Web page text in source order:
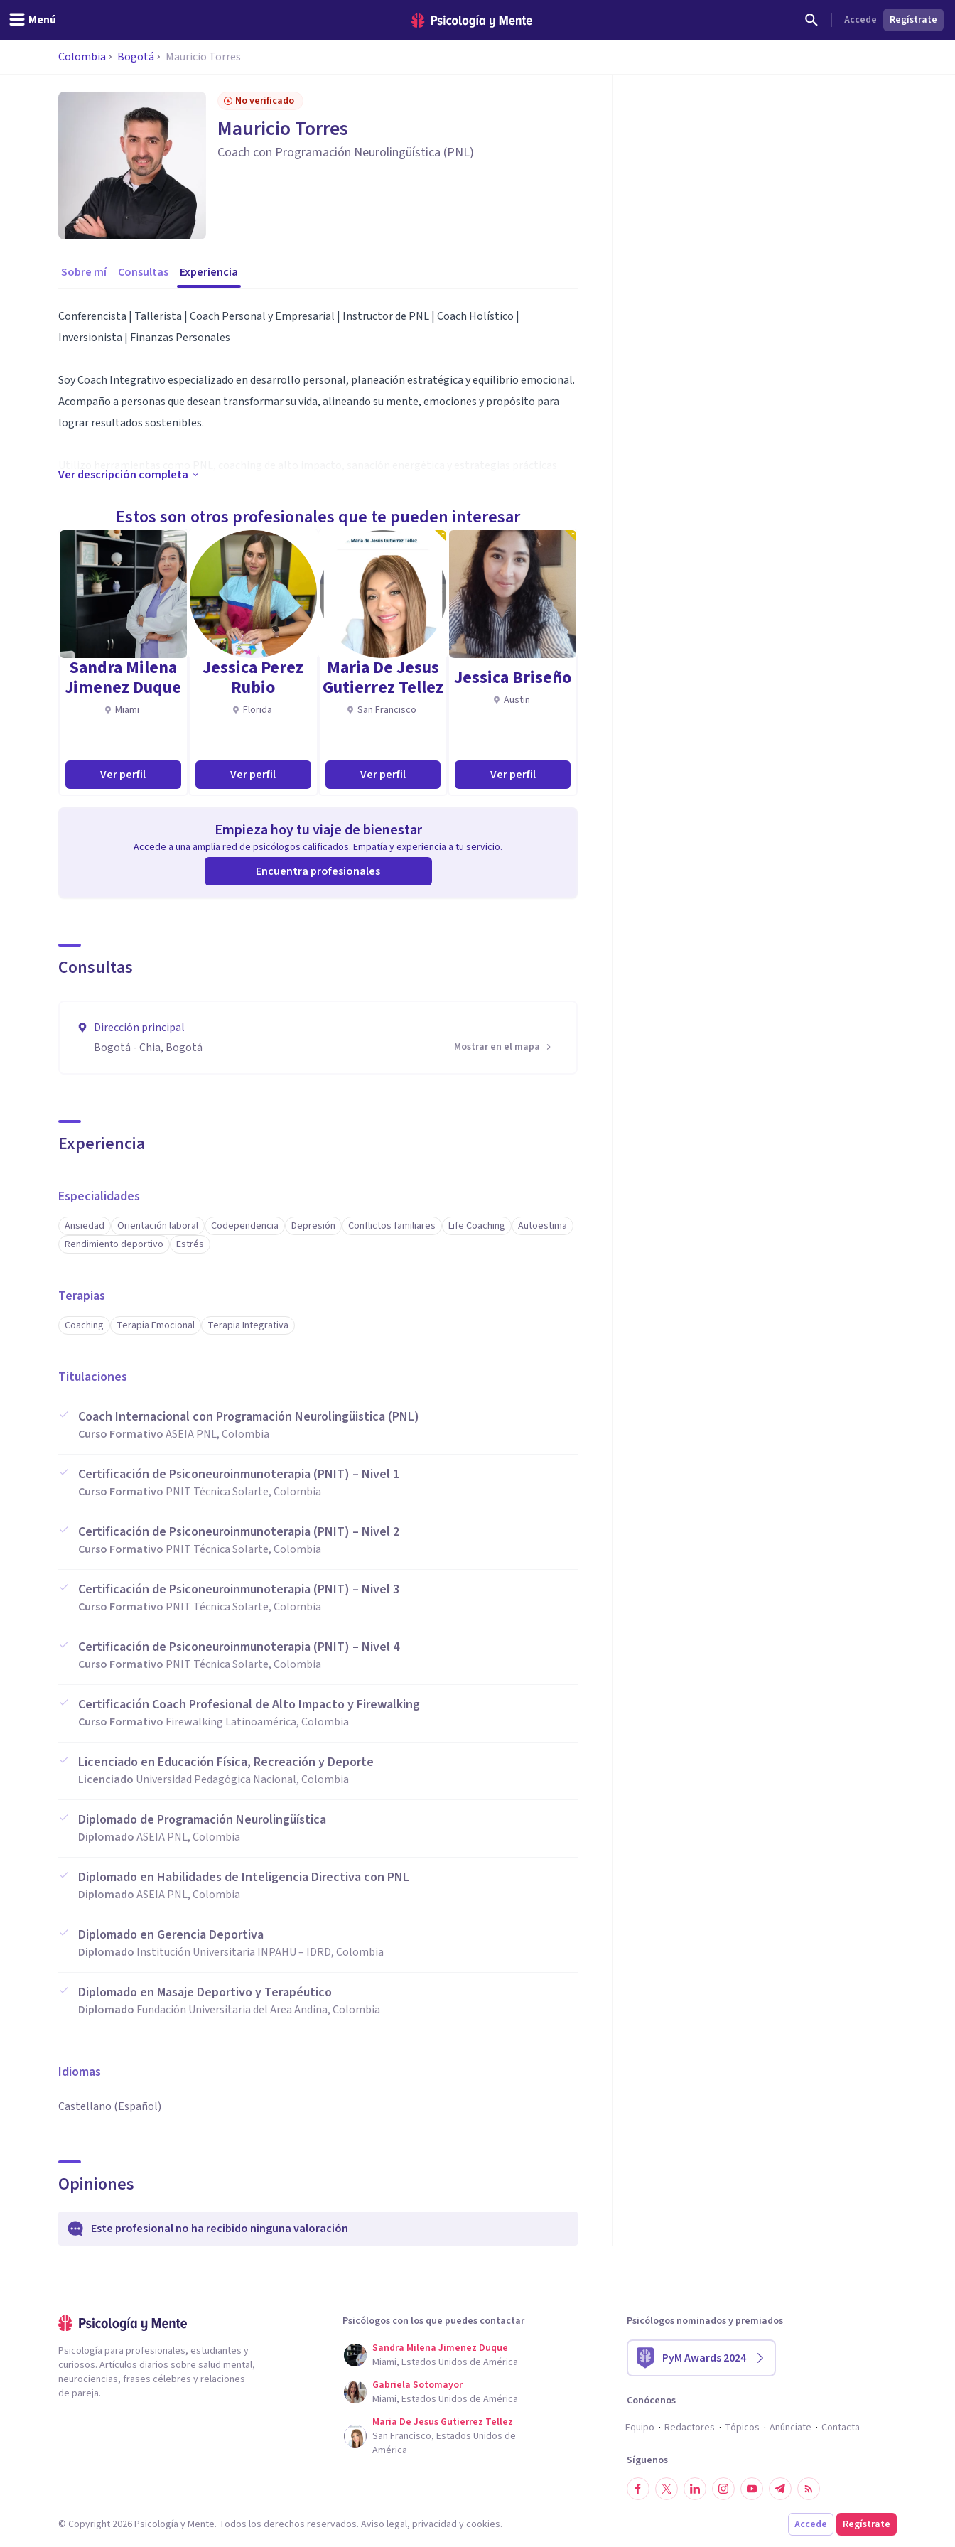
Menú Accede Regístrate
Colombia Bogotá Mauricio Torres
No verificado
Mauricio Torres
Coach con Programación Neurolingüística (PNL)
Sobre mí Consultas Experiencia
Conferencista | Tallerista | Coach Personal y Empresarial | Instructor de PNL | Coach Holístico |
Inversionista | Finanzas Personales
Soy Coach Integrativo especializado en desarrollo personal, planeación estratégica y equilibrio emocional.
Acompaño a personas que desean transformar su vida, alineando su mente, emociones y propósito para
lograr resultados sostenibles.
metas. Trabajo desde una mirada integral, respetuosa y cercana, porque creo que todos tenemos los
recursos para construir la vida que deseamos, solo necesitamos descubrir cómo acceder a ellos. Si sientes
que es momento de avanzar, estaré feliz de acompañarte.
Ver descripción completa
Estos son otros profesionales que te pueden interesar
Sandra Milena
Jimenez Duque
Miami
Ver perfil
Jessica Perez
Rubio
Florida
Ver perfil
Maria De Jesus
Gutierrez Tellez
San Francisco
Ver perfil
Jessica Briseño
Austin
Ver perfil
Empieza hoy tu viaje de bienestar
Accede a una amplia red de psicólogos calificados. Empatía y experiencia a tu servicio.
Encuentra profesionales
Consultas
Dirección principal
Bogotá - Chia, Bogotá
Mostrar en el mapa
Experiencia
Especialidades
Ansiedad Orientación laboral Codependencia Depresión Conflictos familiares Life Coaching
Autoestima
Rendimiento deportivo
Estrés
Terapias
Coaching Terapia Emocional Terapia Integrativa
Titulaciones
Coach Internacional con Programación Neurolingüistica (PNL)
Curso FormativoASEIA PNL, Colombia
Certificación de Psiconeuroinmunoterapia (PNIT) – Nivel 1
Curso Formativo PNIT Técnica Solarte, Colombia
Certificación de Psiconeuroinmunoterapia (PNIT) – Nivel 2
Curso Formativo PNIT Técnica Solarte, Colombia
Certificación de Psiconeuroinmunoterapia (PNIT) – Nivel 3
Curso Formativo PNIT Técnica Solarte, Colombia
Certificación de Psiconeuroinmunoterapia (PNIT) – Nivel 4
Curso Formativo PNIT Técnica Solarte, Colombia
Certificación Coach Profesional de Alto Impacto y Firewalking
Curso Formativo Firewalking Latinoamérica, Colombia
Licenciado en Educación Física, Recreación y Deporte
Licenciado Universidad Pedagógica Nacional, Colombia
Diplomado de Programación Neurolingüística
DiplomadoASEIA PNL, Colombia
Diplomado en Habilidades de Inteligencia Directiva con PNL
DiplomadoASEIA PNL, Colombia
Diplomado en Gerencia Deportiva
Diplomado Institución Universitaria INPAHU – IDRD, Colombia
Diplomado en Masaje Deportivo y Terapéutico
Diplomado Fundación Universitaria del Area Andina, Colombia
Idiomas
Castellano (Español)
Opiniones
Este profesional no ha recibido ninguna valoración
Psicología para profesionales, estudiantes y
curiosos. Artículos diarios sobre salud mental,
neurociencias, frases célebres y relaciones
de pareja.
Psicólogos con los que puedes contactar
Sandra Milena Jimenez Duque
Miami, Estados Unidos de América
Gabriela Sotomayor
Miami, Estados Unidos de América
Maria De Jesus Gutierrez Tellez
San Francisco, Estados Unidos de
América
Psicólogos nominados y premiados
PyM Awards 2024
Conócenos
Equipo
Redactores Tópicos Anúnciate Contacta
Síguenos
Accede Regístrate
© Copyright 2026Psicología y Mente. Todos los derechos reservados. Aviso legal, privacidad y cookies.